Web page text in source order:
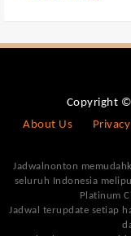
Copyright
About Us
Jadwalnonton
seluruh Indonesia
Platinum
Jadwal terupdate setiap